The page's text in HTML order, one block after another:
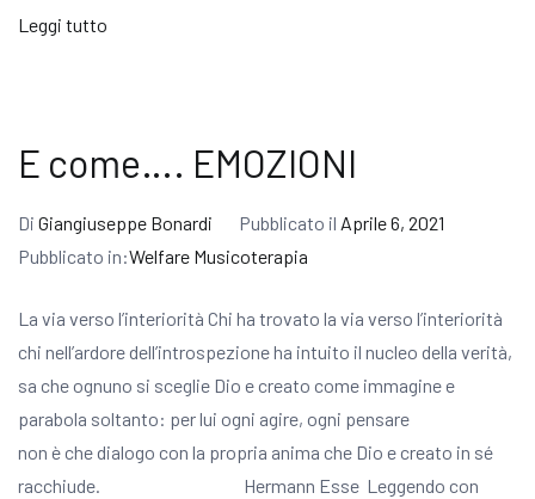
Leggi tutto
E come…. EMOZIONI
Di Giangiuseppe Bonardi Pubblicato il Aprile 6, 2021
Pubblicato in:Welfare Musicoterapia
La via verso l’interiorità Chi ha trovato la via verso l’interiorità
chi nell’ardore dell’introspezione ha intuito il nucleo della verità,
sa che ognuno si sceglie Dio e creato come immagine e
parabola soltanto: per lui ogni agire, ogni pensare
non è che dialogo con la propria anima che Dio e creato in sé
racchiude. Hermann Esse Leggendo con